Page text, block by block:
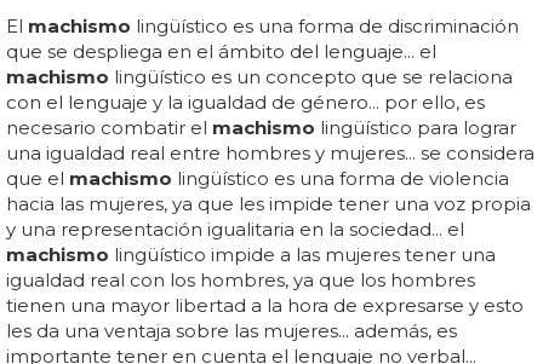
El machismo lingüístico es una forma de discriminación
que se despliega en el ámbito del lenguaje... el
machismo lingüístico es un concepto que se relaciona
con el lenguaje y la igualdad de género... por ello, es
necesario combatir el machismo lingüístico para lograr
una igualdad real entre hombres y mujeres... se considera
que el machismo lingüístico es una forma de violencia
hacia las mujeres, ya que les impide tener una voz propia
y una representación igualitaria en la sociedad... el
machismo lingüístico impide a las mujeres tener una
igualdad real con los hombres, ya que los hombres
tienen una mayor libertad a la hora de expresarse y esto
les da una ventaja sobre las mujeres... además, es
importante tener en cuenta el lenguaje no verbal...